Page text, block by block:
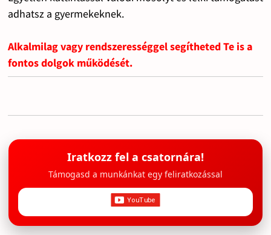
adhatsz a gyermekeknek.
Alkalmilag vagy rendszerességgel segítheted Te is a
fontos dolgok működését.
Iratkozz fel a csatornára!
Támogasd a munkánkat egy feliratkozással